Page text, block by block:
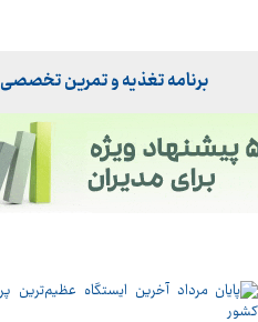
برنامه تغذیه و تمرین تخصصی